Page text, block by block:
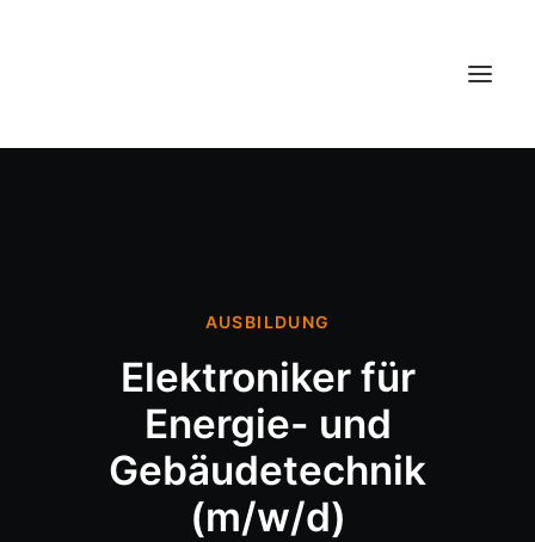
AUSBILDUNG
Elektroniker für
Energie- und
Gebäudetechnik
(m/w/d)